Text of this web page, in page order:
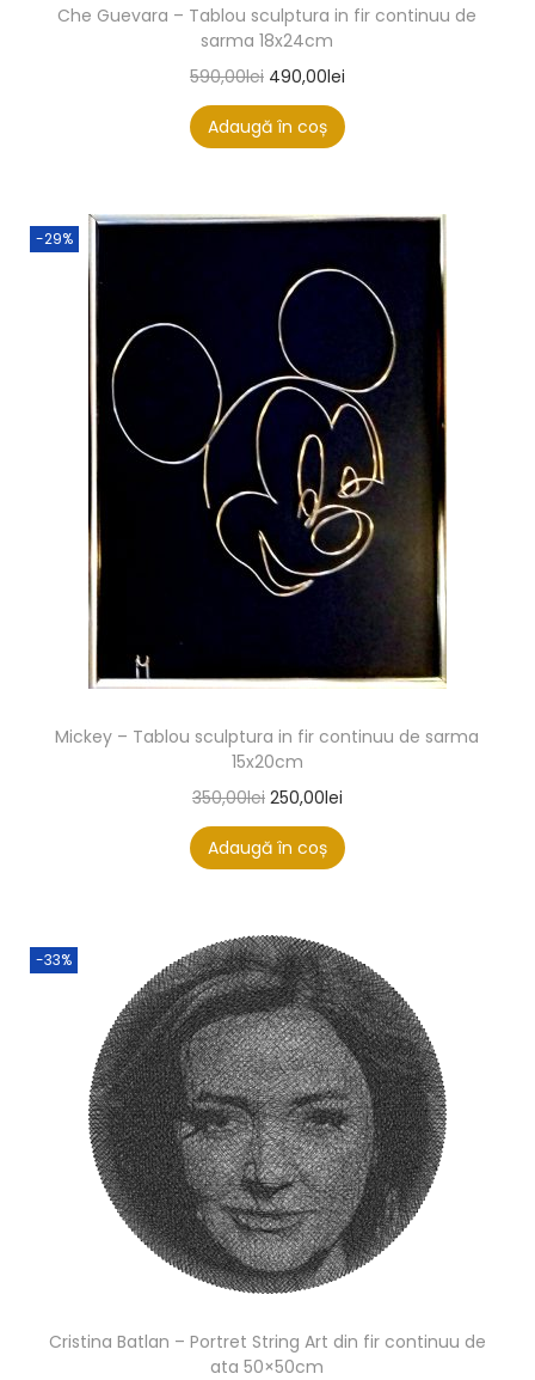
Che Guevara – Tablou sculptura in fir continuu de
sarma 18x24cm
590,00lei 490,00lei
Adaugă în coș
-29%
Mickey – Tablou sculptura in fir continuu de sarma
15x20cm
350,00lei 250,00lei
Adaugă în coș
-33%
Cristina Batlan – Portret String Art din fir continuu de
ata 50×50cm